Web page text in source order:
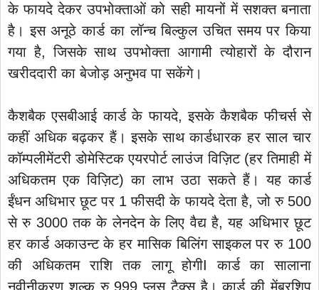
के फायदे देकर उपभोक्ताओं को सही मायनों में सशक्त बनाता
है। इस अनूठे कार्ड का लॉन्च बिल्कुल उचित समय पर किया
गया है, जिसके साथ उपभोक्ता आगामी त्योहारों के दौरान
खरीददारी का बेजोड़ अनुभव पा सकेंगे।
कैशबैक एसबीआई कार्ड के फायदे, इसके कैशबैक फीचर्स से
कहीं अधिक बढ़कर हैं। इसके साथ कार्डधारक हर साल चार
कॉम्पलीमेंटरी डोमेस्टिक एयरपोर्ट लाउंज विज़िट (हर तिमाही में
अधिकतम एक विज़िट) का लाभ उठा सकते हैं। यह कार्ड
ईंधन अधिभार छूट पर 1 फीसदी के फायदे देता है, जो रु 500
से रु 3000 तक के लेनदेन के लिए वैद्य है, यह अधिभार छूट
हर कार्ड अकाउन्ट के हर मासिक बिलिंग साइकल पर रु 100
की अधिकतम राशि तक लागू होगीI कार्ड का सालाना
नवीनीकरण शुल्क रु 999 प्लस टैक्स है। कार्ड की मेंबरशिप